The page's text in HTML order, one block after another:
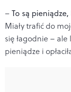
– To są
Miały trafić do
się łagodnie – ale
pieniądze i